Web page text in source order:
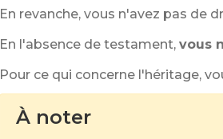
En revanche, vous n'avez pas de
En l'absence de testament, vous
Pour ce qui concerne l'héritage,
À noter